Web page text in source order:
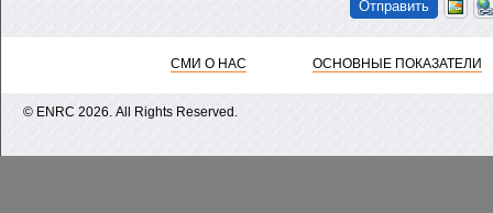
СМИ О НАС ОСНОВНЫЕ ПОКАЗАТЕЛИ
© ENRС 2026. All Rights Reserved.